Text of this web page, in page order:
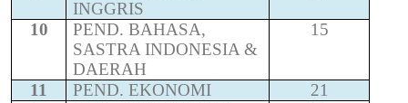
INGGRIS
10
PEND. BAHASA,
SASTRA INDONESIA &
DAERAH
15
11 PEND. EKONOMI
21